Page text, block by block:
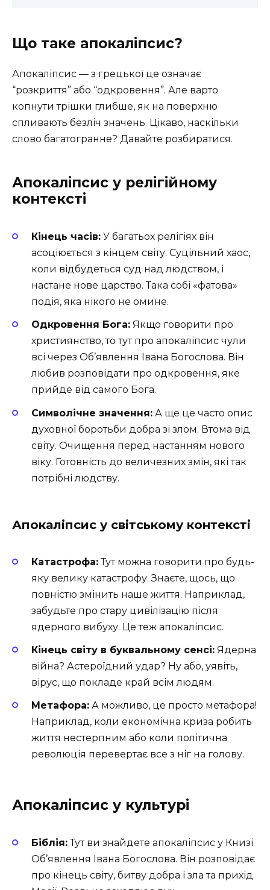
Що таке апокаліпсис?
Апокаліпсис — з грецької це означає
“розкриття” або “одкровення”. Але варто
копнути трішки глибше, як на поверхню
спливають безліч значень. Цікаво, наскільки
слово багатогранне? Давайте розбиратися.
Апокаліпсис у релігійному
контексті
Кінець часів: У багатьох релігіях він
асоціюється з кінцем світу. Суцільний хаос,
коли відбудеться суд над людством, і
настане нове царство. Така собі «фатова»
подія, яка нікого не омине.
Одкровення Бога: Якщо говорити про
християнство, то тут про апокаліпсис чули
всі через Об’явлення Івана Богослова. Він
любив розповідати про одкровення, яке
прийде від самого Бога.
Символічне значення: А ще це часто опис
духовної боротьби добра зі злом. Втома від
світу. Очищення перед настанням нового
віку. Готовність до величезних змін, які так
потрібні людству.
Апокаліпсис у світському контексті
Катастрофа:Тут можна говорити про будь-
яку велику катастрофу. Знаєте, щось, що
повністю змінить наше життя. Наприклад,
забудьте про стару цивілізацію після
ядерного вибуху. Це теж апокаліпсис.
Кінець світу в буквальному сенсі: Ядерна
війна? Астероїдний удар? Ну або, уявіть,
вірус, що покладе край всім людям.
Метафора: А можливо, це просто метафора!
Наприклад, коли економічна криза робить
життя нестерпним або коли політична
революція перевертає все з ніг на голову.
Апокаліпсис у культурі
Біблія:Тут ви знайдете апокаліпсис у Книзі
Об’явлення Івана Богослова. Він розповідає
про кінець світу, битву добра і зла та прихід